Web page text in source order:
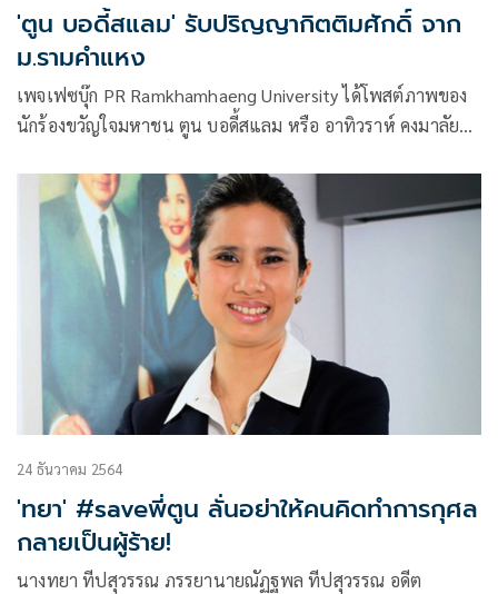
'ตูน บอดี้สแลม' รับปริญญากิตติมศักดิ์ จาก
ม.รามคำแหง
เพจเฟซบุ๊ก PR Ramkhamhaeng University ได้โพสต์ภาพของ
นักร้องขวัญใจมหาชน ตูน บอดี้สแลม หรือ อาทิวราห์ คงมาลัย
รามคำแหง
24 ธันวาคม 2564
'ทยา' #saveพี่ตูน ลั่นอย่าให้คนคิดทำการกุศล
กลายเป็นผู้ร้าย!
นางทยา ทีปสุวรรณ ภรรยานายณัฏฐพล ทีปสุวรรณ อดีต